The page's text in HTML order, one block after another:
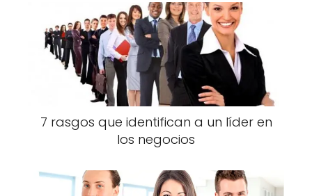
7 rasgos que identifican a un líder en
los negocios